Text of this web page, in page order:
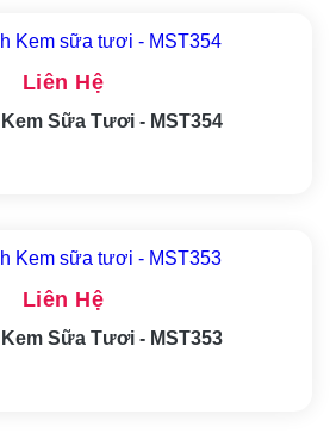
Liên Hệ
Sữa Tươi - MST354
Liên Hệ
Sữa Tươi - MST353